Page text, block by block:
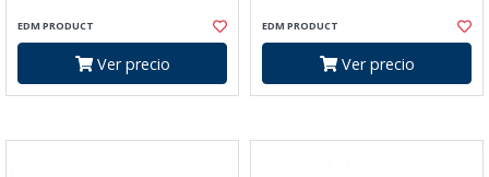
EDM PRODUCT
Ver precio
EDM PRODUCT
Ver precio